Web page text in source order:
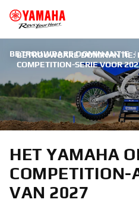
BETROUWBARE DOMINANTIE:
COMPETITION-SERIE VOOR
BETROUWBARE DOMINANTIE |
HET YAMAHA
COMPETITION-
VAN 2027